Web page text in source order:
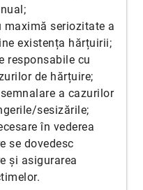
maximă seriozitate a
existența hărțuirii;
responsabile cu
de hărțuire;
a cazurilor
sesizările;
în vederea
se dovedesc
și asigurarea